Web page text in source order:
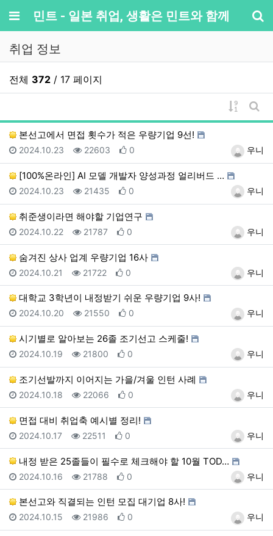
메뉴민트 - 일본 취업, 생활은 민트와 함께
취업 정보
전체 372 / 17 페이지
게시물
게
본선고에서 면접 횟수가 적은 우량기업 9선!
등록자우니
등록일
2024.10.23 조회
22603 추천
0
[100%온라인] AI 모델 개발자 양성과정 얼리버드 …
등록자우니
등록일
2024.10.23 조회
21435 추천
0
취준생이라면 해야할 기업연구
등록자우니
등록일
2024.10.22 조회
21787 추천
0
숨겨진 상사 업계 우량기업 16사
등록자우니
등록일
2024.10.21 조회
21722 추천
0
대학교 3학년이 내정받기 쉬운 우량기업 9사!
등록자우니
등록일
2024.10.20 조회
21550 추천
0
시기별로 알아보는 26졸 조기선고 스케줄!
등록자우니
등록일
2024.10.19 조회
21800 추천
0
조기선발까지 이어지는 가을/겨울 인턴 사례
등록자우니
등록일
2024.10.18 조회
22066 추천
0
면접 대비 취업축 예시별 정리!
등록자우니
등록일
2024.10.17 조회
22511 추천
0
내정 받은 25졸들이 필수로 체크해야 할 10월 TOD…
등록자우니
등록일
2024.10.16 조회
21788 추천
0
본선고와 직결되는 인턴 모집 대기업 8사!
등록자우니
등록일
2024.10.15 조회
21986 추천
0